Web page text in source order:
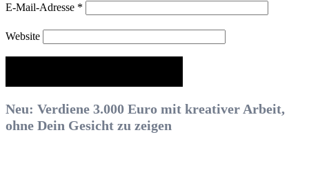
E-Mail-Adresse *
Website
Neu: Verdiene 3.000 Euro mit kreativer Arbeit,
ohne Dein Gesicht zu zeigen